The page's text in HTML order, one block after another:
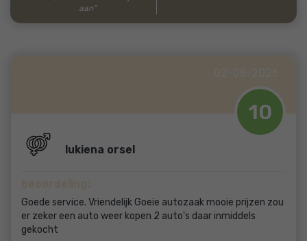
aan"
10
lukiena orsel
Goede service. Vriendelijk Goeie autozaak mooie prijzen zou
er zeker een auto weer kopen 2 auto's daar inmiddels
gekocht